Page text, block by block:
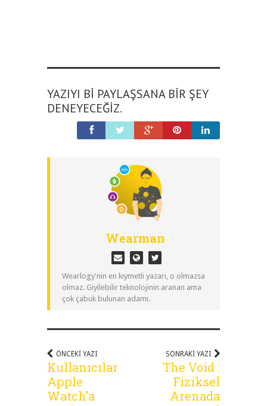
YAZIYI BI PAYLAŞSANA BIR ŞEY
DENEYECEĞIZ.
Wearman
Wearlogy'nin en kıymetli yazarı, o olmazsa
olmaz. Giyilebilir teknolojinin aranan ama
çok çabuk bulunan adamı.
ÖNCEKI YAZI
Kullanıcılar
Apple
Watch’a
SONRAKI YAZI
The Void :
Fiziksel
Arenada